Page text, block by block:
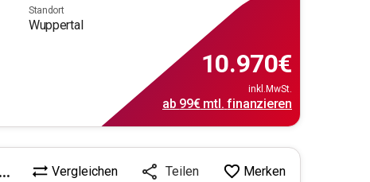
Standort
Wuppertal
10.970€
inkl.MwSt.
ab 99€mtl. finanzieren
Vergleichen Teilen Merken